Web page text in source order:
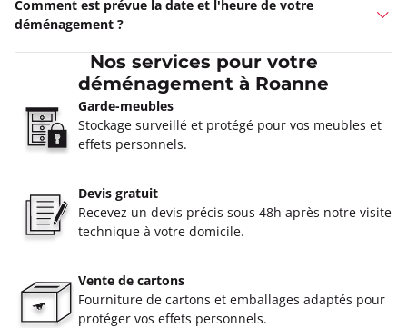
Comment est prévue la date et l'heure de votre
déménagement ?
Nos services pour votre
déménagement à Roanne
Garde-meubles
Stockage surveillé et protégé pour vos meubles et
effets personnels.
Devis gratuit
Recevez un devis précis sous 48h après notre visite
technique à votre domicile.
Vente de cartons
Fourniture de cartons et emballages adaptés pour
protéger vos effets personnels.